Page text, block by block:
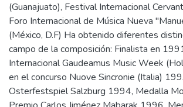
(Guanajuato), Festival Internacional
Foro Internacional de Música Nueva
(México, D.F) Ha obtenido diferentes
campo de la composición: Finalista en
Internacional Gaudeamus Music Week
en el concurso Nuove Sincronie (Italia)
Osterfestspiel Salzburg 1994, Medalla